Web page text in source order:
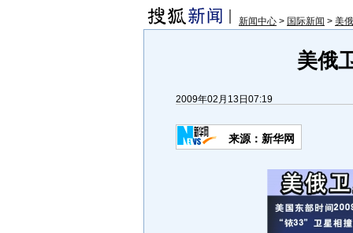
新闻中心 > 国际新闻 > 美
美俄
2009年02月13日07:19
来源：新华网